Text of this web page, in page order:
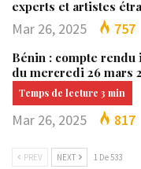
experts et artistes
Mar 26, 2025 757
Bénin : compte
du mercredi 26 mars
Mar 26, 2025 817
PREV NEXT 1 De 533